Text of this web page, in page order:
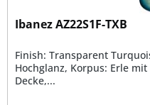
Ibanez AZ22S1F-TXB
Finish: Transparent
Hochglanz, Korpus: Erle
Decke,...